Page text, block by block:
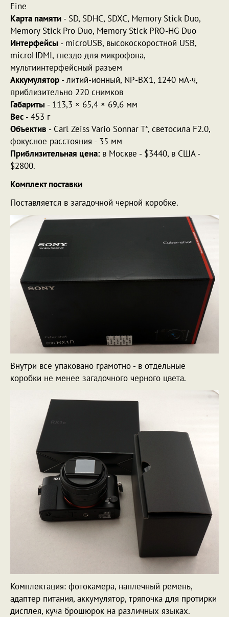
Fine
Карта памяти - SD, SDHC, SDXC, Memory Stick Duo,
Memory Stick Pro Duo, Memory Stick PRO-HG Duo
Интерфейсы - microUSB, высокоскоростной USB,
microHDMI, гнездо для микрофона,
мультиинтерфейсный разъем
Аккумулятор - литий-ионный, NP-BX1, 1240 мА·ч,
приблизительно 220 снимков
Габариты - 113,3 × 65,4 × 69,6 мм
Вес - 453 г
Объектив - Carl Zeiss Vario Sonnar T*, светосила F2.0,
фокусное расстояния - 35 мм
Приблизительная цена: в Москве - $3440, в США -
$2800.
Комплект поставки
Поставляется в загадочной черной коробке.
Внутри все упаковано грамотно - в отдельные
коробки не менее загадочного черного цвета.
Комплектация: фотокамера, наплечный ремень,
адаптер питания, аккумулятор, тряпочка для протирки
дисплея, куча брошюрок на различных языках.